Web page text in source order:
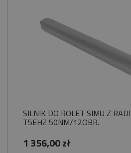
SILNIK DO ROLET SIMU Z
T5EHZ 50NM/12OBR.
1 356,00 zł